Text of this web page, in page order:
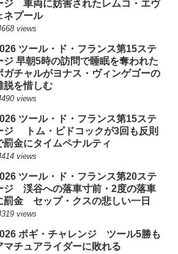
ジ 車両に妨害されたレムコ・エヴ
ネプール
views
ツール・ド・フランス第15ステ
ジ 早朝5時の訪問で睡眠を奪われた
ガチャルがヨナス・ヴィンゲゴーの
脱を惜しむ
views
ツール・ド・フランス第15ステ
ジ トム・ピドコックが3回も反則
罰金にタイムペナルティ
views
ツール・ド・フランス第20ステ
ジ 渓谷への落車寸前・2度の落車
罰金 セップ・クスの悲しい一日
views
ポギ・チャレンジ ツール5勝も
マチュアライダーに敗れる